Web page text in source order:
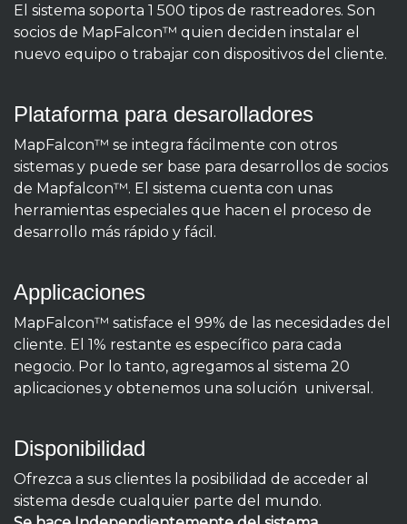
El sistema soporta 1 500 tipos de rastreadores. Son
socios de MapFalcon™ quien deciden instalar el
nuevo equipo o trabajar con dispositivos del cliente.
Plataforma para desarolladores
MapFalcon™ se integra fácilmente con otros
sistemas y puede ser base para desarrollos de socios
de Mapfalcon™. El sistema cuenta con unas
herramientas especiales que hacen el proceso de
desarrollo más rápido y fácil.
Applicaciones
MapFalcon™ satisface el 99% de las necesidades del
cliente. El 1% restante es específico para cada
negocio. Por lo tanto, agregamos al sistema 20
aplicaciones y obtenemos una solución universal.
Disponibilidad
Ofrezca a sus clientes la posibilidad de acceder al
sistema desde cualquier parte del mundo.